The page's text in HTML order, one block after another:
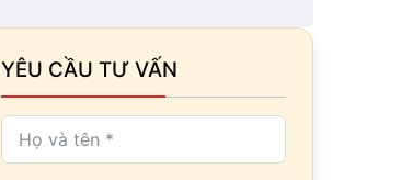
YÊU CẦU TƯ VẤN